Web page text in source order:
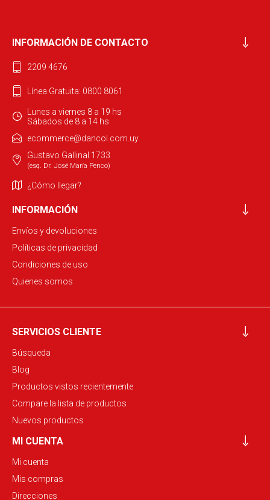
INFORMACIÓN DE CONTACTO
2209 4676
Línea Gratuita: 0800 8061
Lunes a viernes 8 a 19 hs
Sábados de 8 a 14 hs
ecommerce@dancol.com.uy
Gustavo Gallinal 1733
(esq. Dr. José María Penco)
¿Cómo llegar?
INFORMACIÓN
Envíos y devoluciones
Políticas de privacidad
Condiciones de uso
Quienes somos
SERVICIOS CLIENTE
Búsqueda
Blog
Productos vistos recientemente
Compare la lista de productos
Nuevos productos
MI CUENTA
Mi cuenta
Mis compras
Direcciones